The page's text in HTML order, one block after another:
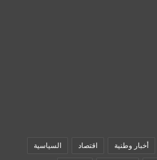
أخبار وطنية اقتصاد السياسية